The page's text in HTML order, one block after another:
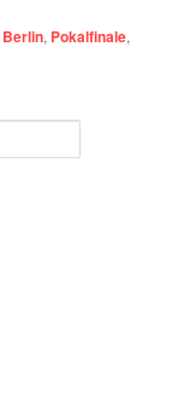
Berlin, Pokalfinale,